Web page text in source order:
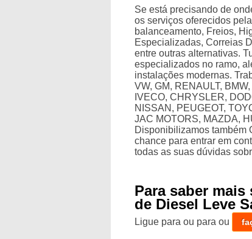
Se está precisando de
os serviços oferecidos
balanceamento, Freios,
Especializadas, Correias
entre outras alternativas.
especializados no ramo,
instalações modernas.
VW, GM, RENAULT,
IVECO, CHRYSLER,
NISSAN, PEUGEOT,
JAC MOTORS, MAZDA,
Disponibilizamos também
chance para entrar em
todas as suas dúvidas
Para saber
de Diesel Leve
Ligue paraou paraou